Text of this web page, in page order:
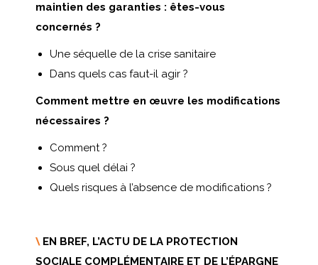
maintien des garanties : êtes-vous
concernés ?
Une séquelle de la crise sanitaire
Dans quels cas faut-il agir ?
Comment mettre en œuvre les modifications
nécessaires ?
Comment ?
Sous quel délai ?
Quels risques à l’absence de modifications ?
\EN BREF, L’ACTU DE LA PROTECTION
SOCIALE COMPLÉMENTAIRE ET DE L’ÉPARGNE